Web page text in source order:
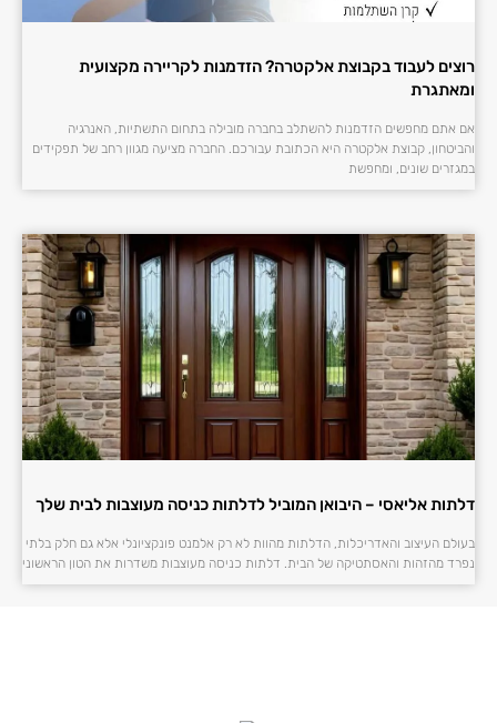
רוצים לעבוד בקבוצת אלקטרה? הזדמנות לקריירה מקצועית
ומאתגרת
אם אתם מחפשים הזדמנות להשתלב בחברה מובילה בתחום התשתיות, האנרגיה
והביטחון, קבוצת אלקטרה היא הכתובת עבורכם. החברה מציעה מגוון רחב של תפקידים
במגזרים שונים, ומחפשת
דלתות אליאסי – היבואן המוביל לדלתות כניסה מעוצבות לבית שלך
בעולם העיצוב והאדריכלות, הדלתות מהוות לא רק אלמנט פונקציונלי אלא גם חלק בלתי
נפרד מהזהות והאסתטיקה של הבית. דלתות כניסה מעוצבות משדרות את הטון הראשוני